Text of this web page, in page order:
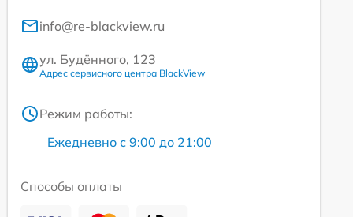
info@re-blackview.ru
ул. Будённого, 123
Адрес сервисного центра BlackView
Режим работы:
Ежедневно с 9:00 до 21:00
Способы оплаты